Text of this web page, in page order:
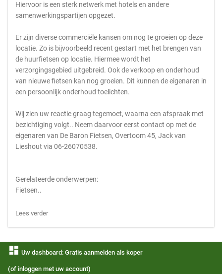
Hiervoor is een sterk netwerk met hotels en andere
samenwerkingspartijen opgezet.
Er zijn diverse commerciële kansen om nog te groeien op deze
locatie. Zo is bijvoorbeeld recent gestart met het brengen van
de huurfietsen op locatie. Hiermee wordt het
verzorgingsgebied uitgebreid. Ook de verkoop en onderhoud
van nieuwe fietsen kan nog groeien. Dit kunnen de eigenaren in
een persoonlijk onderhoud toelichten.
Wij zien uw reactie graag tegemoet, waarna een afspraak met
bezichtiging volgt.. Neem daarvoor eerst contact op met de
eigenaren van De Baron Fietsen, Overtoom 45, Jack van
Lieshout via 06-26070538.
Gerelateerde onderwerpen:
Fietsen..
Lees verder
dashboard Uw dashboard: Gratis aanmelden als koper
(of inloggen met uw account)